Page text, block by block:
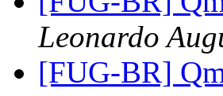
Leonardo
[FUG-BR]